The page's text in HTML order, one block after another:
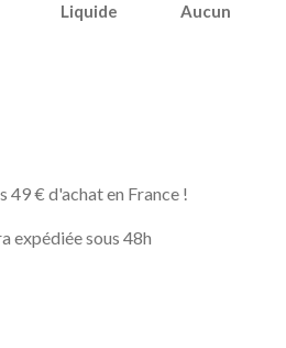
Liquide Aucun
49 € d'achat en France !
expédiée sous 48h